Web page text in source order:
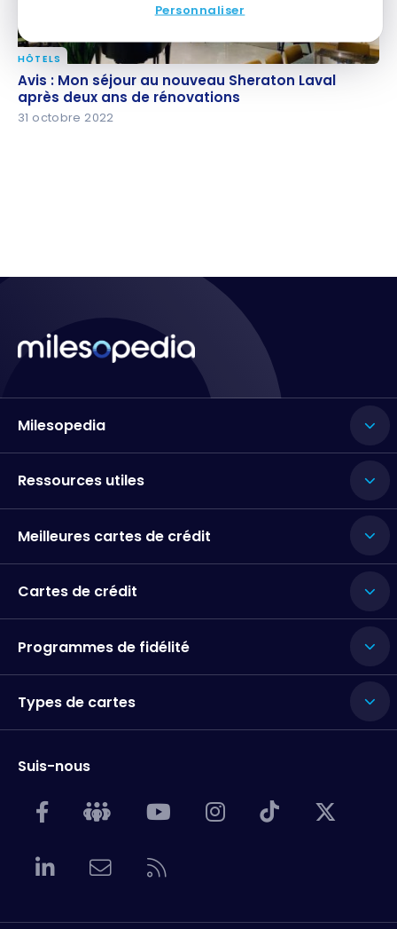
Personnaliser
Avis : Mon séjour au nouveau Sheraton Laval après
deux ans de rénovations
HÔTELS
Avis : Mon séjour au nouveau Sheraton Laval
après deux ans de rénovations
31 octobre 2022
Milesopedia
Ressources utiles
Meilleures cartes de crédit
Cartes de crédit
Programmes de fidélité
Types de cartes
Suis-nous